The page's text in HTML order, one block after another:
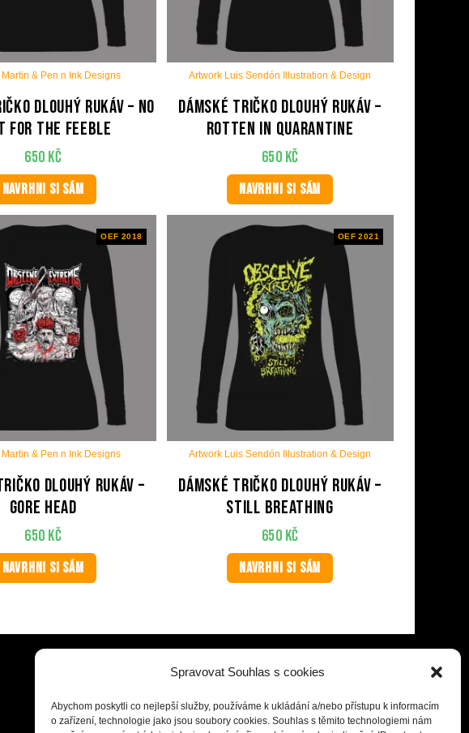
Spravovat Souhlas s cookies
Abychom poskytli co nejlepší služby, používáme k ukládání a/nebo přístupu k informacím
o zařízení, technologie jako jsou soubory cookies. Souhlas s těmito technologiemi nám
& Pen n Ink Designs
dlouhý rukáv – No
For The Feeble
650 Kč
NAVRHNI SI SÁM
Artwork Luis Sendón Illustration & Design
Dámské tričko dlouhý rukáv –
Rotten in quarantine
650 Kč
NAVRHNI SI SÁM
OEF 2018
& Pen n Ink Designs
dlouhý rukáv –
Gore Head
650 Kč
NAVRHNI SI SÁM
OEF 2021
Artwork Luis Sendón Illustration & Design
Dámské tričko dlouhý rukáv –
Still Breathing
650 Kč
NAVRHNI SI SÁM